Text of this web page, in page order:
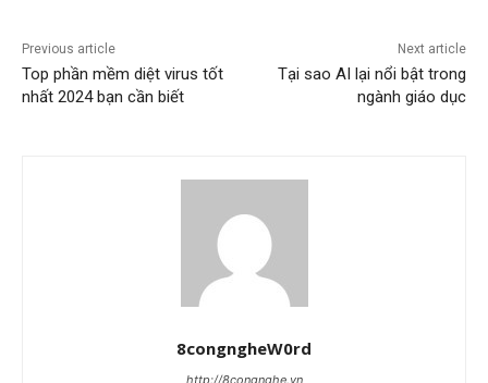
Previous article
Top phần mềm diệt virus tốt
nhất 2024 bạn cần biết
Next article
Tại sao AI lại nổi bật trong
ngành giáo dục
8congngheW0rd
http://8congnghe.vn